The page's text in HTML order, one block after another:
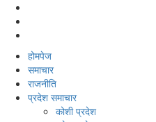
होमपेज
समाचार
राजनीति
प्रदेश समाचार
कोशी प्रदेश